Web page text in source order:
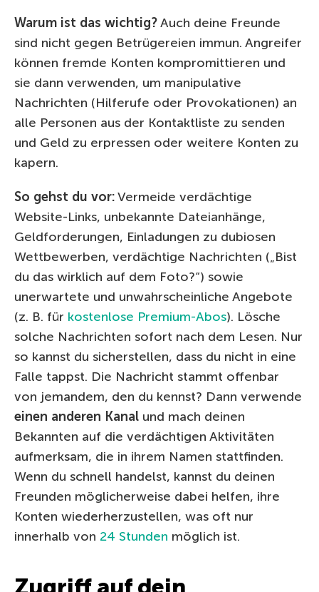
Warum ist das wichtig?Auch deine Freunde
sind nicht gegen Betrügereien immun. Angreifer
können fremde Konten kompromittieren und
sie dann verwenden, um manipulative
Nachrichten (Hilferufe oder Provokationen) an
alle Personen aus der Kontaktliste zu senden
und Geld zu erpressen oder weitere Konten zu
kapern.
So gehst du vor:Vermeide verdächtige
Website-Links, unbekannte Dateianhänge,
Geldforderungen, Einladungen zu dubiosen
Wettbewerben, verdächtige Nachrichten („Bist
du das wirklich auf dem Foto?“) sowie
unerwartete und unwahrscheinliche Angebote
(z. B. für kostenlose Premium-Abos). Lösche
solche Nachrichten sofort nach dem Lesen. Nur
so kannst du sicherstellen, dass du nicht in eine
Falle tappst. Die Nachricht stammt offenbar
von jemandem, den du kennst? Dann verwende
einen anderen Kanal und mach deinen
Bekannten auf die verdächtigen Aktivitäten
aufmerksam, die in ihrem Namen stattfinden.
Wenn du schnell handelst, kannst du deinen
Freunden möglicherweise dabei helfen, ihre
Konten wiederherzustellen, was oft nur
innerhalb von 24 Stunden möglich ist.